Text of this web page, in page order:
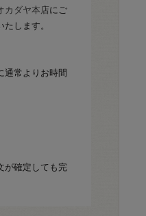
カダヤ本店にご
します。
通常よりお時間
が確定しても完